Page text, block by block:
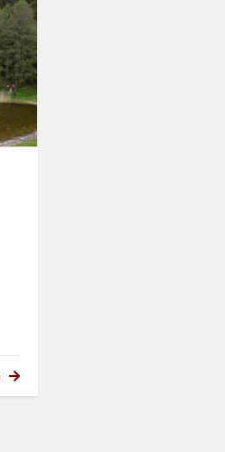
išvykos
„Mokomės
gamtoje
ir
gamtos“